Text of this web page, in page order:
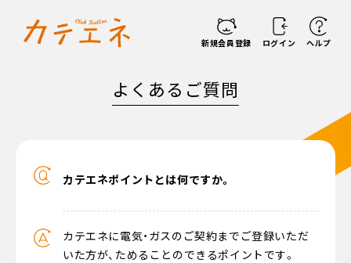
新規会員登録 ログイン ヘルプ
よくあるご質問
カテエネポイントとは何ですか。
カテエネに電気・ガスのご契約までご登録いただ
いた方が、ためることのできるポイントです。